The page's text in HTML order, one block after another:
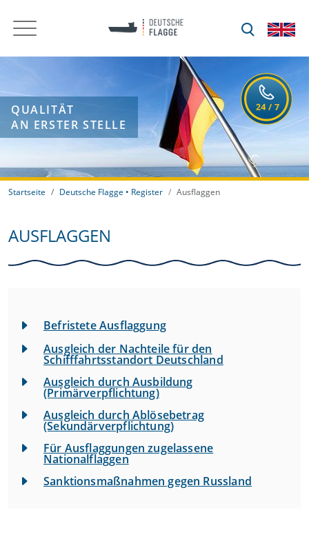
QUALITÄT
AN ERSTER STELLE
Startseite Deutsche Flagge • Register Ausflaggen
AUSFLAGGEN
Befristete Ausflaggung
Ausgleich der Nachteile für den
Schifffahrtsstandort Deutschland
Ausgleich durch Ausbildung
(Primärverpflichtung)
Ausgleich durch Ablösebetrag
(Sekundärverpflichtung)
Für Ausflaggungen zugelassene
Nationalflaggen
Sanktionsmaßnahmen gegen Russland